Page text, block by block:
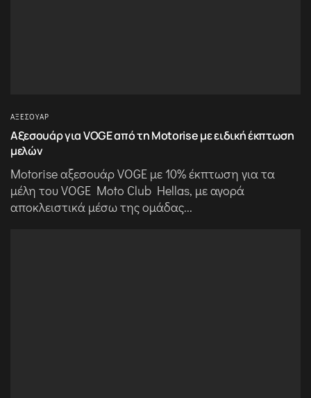
ΑΞΕΣΟΥΆΡ
Αξεσουάρ για VOGE από τη Motorise με ειδική έκπτωση
μελών
Motorise αξεσουάρ VOGE με 10% έκπτωση για τα
μέλη του VOGE Moto Club Hellas, με αγορά
αποκλειστικά μέσω της ομάδας...